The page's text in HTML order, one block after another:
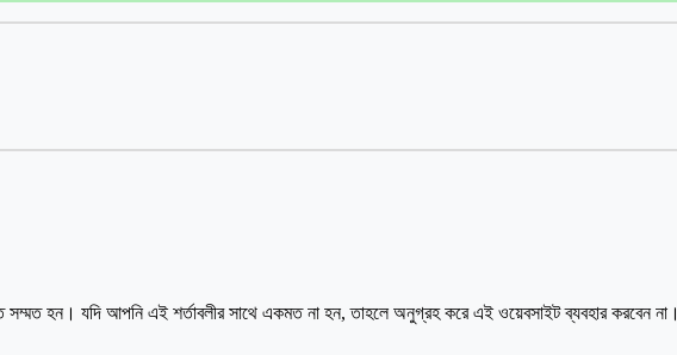
সম্মত হন। যদি আপনি এই শর্তাবলীর সাথে একমত না হন, তাহলে অনুগ্রহ করে এই ওয়েবসাইট ব্যবহার করবেন না।